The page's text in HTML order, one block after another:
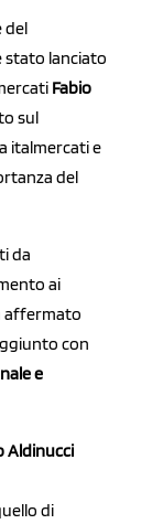
del
stato lanciato
Fabio
sul
italmercati e
del
da
ai
affermato
con
e
Aldinucci
di